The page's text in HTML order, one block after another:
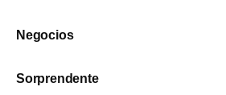
Negocios
Sorprendente